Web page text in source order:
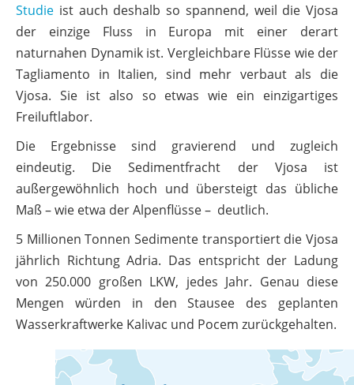
Studie ist auch deshalb so spannend, weil die Vjosa
der einzige Fluss in Europa mit einer derart
naturnahen Dynamik ist. Vergleichbare Flüsse wie der
Tagliamento in Italien, sind mehr verbaut als die
Vjosa. Sie ist also so etwas wie ein einzigartiges
Freiluftlabor.
Die Ergebnisse sind gravierend und zugleich
eindeutig. Die Sedimentfracht der Vjosa ist
außergewöhnlich hoch und übersteigt das übliche
Maß – wie etwa der Alpenflüsse – deutlich.
5 Millionen Tonnen Sedimente transportiert die Vjosa
jährlich Richtung Adria. Das entspricht der Ladung
von 250.000 großen LKW, jedes Jahr. Genau diese
Mengen würden in den Stausee des geplanten
Wasserkraftwerke Kalivac und Pocem zurückgehalten.